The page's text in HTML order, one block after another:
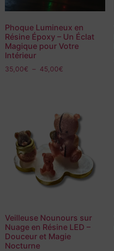
Phoque Lumineux en
Résine Époxy – Un Éclat
Magique pour Votre
Intérieur
35,00€ – 45,00€
Veilleuse Nounours sur
Nuage en Résine LED –
Douceur et Magie
Nocturne